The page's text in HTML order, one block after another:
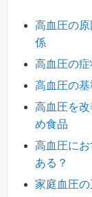
高血圧の
係
高血圧の
高血圧の
高血圧を
め食品
高血圧に
ある？
家庭血圧